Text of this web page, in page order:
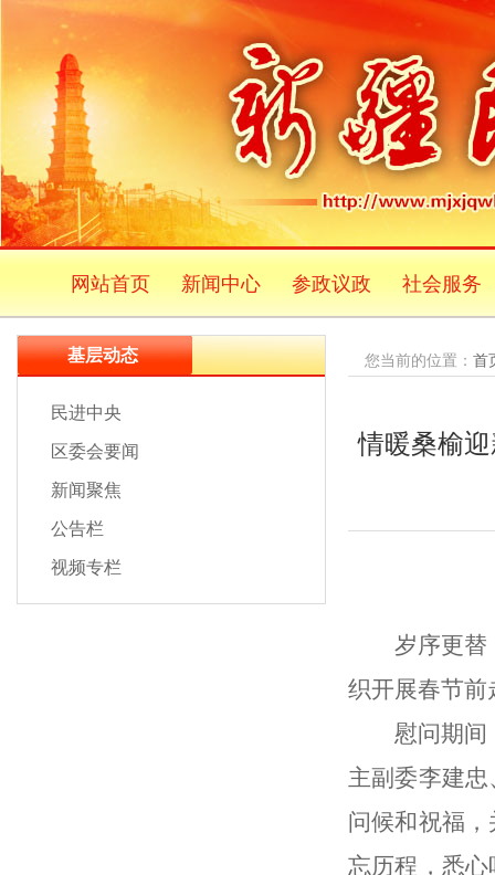
网站首页 新闻中心 参政议政 社会服务
基层动态
民进中央
区委会要闻
新闻聚焦
公告栏
视频专栏
您当前的位置： 首
情暖桑榆
岁序更替
织开展春节前
慰问期
主副委李建
问候和祝福
忘历程，悉